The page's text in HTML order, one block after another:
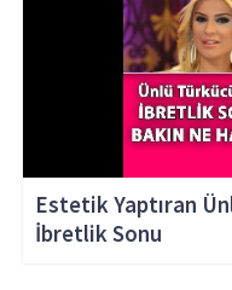
Estetik Yaptıran
İbretlik Sonu